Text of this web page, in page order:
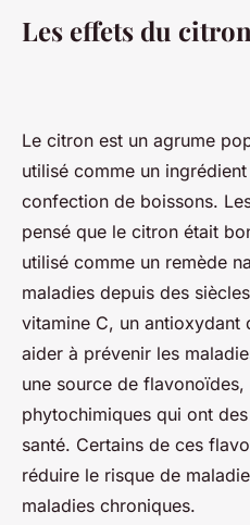
Les effets du
Le citron est un agrume
utilisé comme un
confection de boissons.
pensé que le citron était
utilisé comme un remède
maladies depuis des
vitamine C, un antioxydant
aider à prévenir les
une source de
phytochimiques qui ont
santé. Certains de ces
réduire le risque de
maladies chroniques.